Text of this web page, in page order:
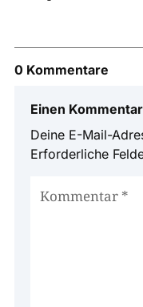
0 Kommentare
Einen
Deine E-Mail-
Erforderliche